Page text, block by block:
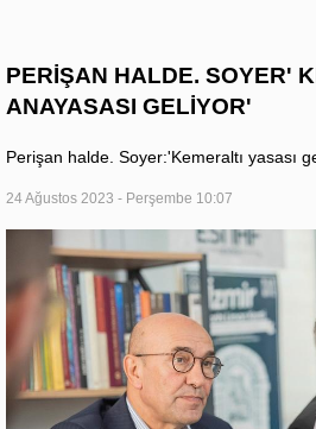
PERİŞAN HALDE. SOYER'
ANAYASASI GELİYOR'
Perişan halde. Soyer:'Kemeraltı yasası
24 Ağustos 2023 - Perşembe 10:07